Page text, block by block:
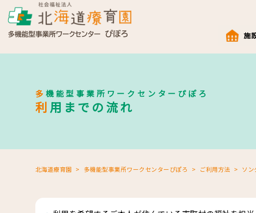
施
多機能型事業所ワークセンターぴぽろ
利用までの流れ
北海道療育園 多機能型事業所ワークセンターぴぽろ ご利用方法 ソン